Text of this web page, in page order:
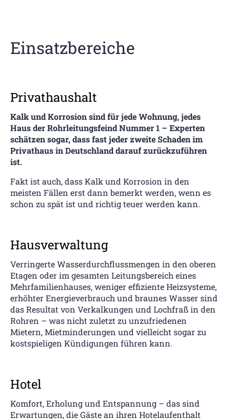
Einsatzbereiche
Privathaushalt
Kalk und Korrosion sind für jede Wohnung, jedes
Haus der Rohrleitungsfeind Nummer 1 – Experten
schätzen sogar, dass fast jeder zweite Schaden im
Privathaus in Deutschland darauf zurückzuführen
ist.
Fakt ist auch, dass Kalk und Korrosion in den
meisten Fällen erst dann bemerkt werden, wenn es
schon zu spät ist und richtig teuer werden kann.
Hausverwaltung
Verringerte Wasserdurchflussmengen in den oberen
Etagen oder im gesamten Leitungsbereich eines
Mehrfamilienhauses, weniger effiziente Heizsysteme,
erhöhter Energieverbrauch und braunes Wasser sind
das Resultat von Verkalkungen und Lochfraß in den
Rohren – was nicht zuletzt zu unzufriedenen
Mietern, Mietminderungen und vielleicht sogar zu
kostspieligen Kündigungen führen kann.
Hotel
Komfort, Erholung und Entspannung – das sind
Erwartungen, die Gäste an ihren Hotelaufenthalt